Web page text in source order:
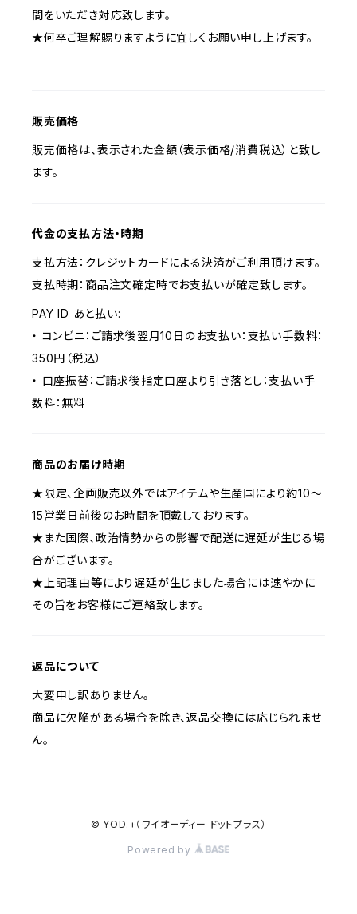
間をいただき対応致します。
★何卒ご理解賜りますように宜しくお願い申し上げます。
販売価格
販売価格は、表示された金額（表示価格/消費税込）と致し
ます。
代金の支払方法・時期
支払方法：クレジットカードによる決済がご利用頂けます。
支払時期：商品注文確定時でお支払いが確定致します。
PAY ID あと払い:
・ コンビニ：ご請求後翌月10日のお支払い：支払い手数料：
350円（税込）
・ 口座振替：ご請求後指定口座より引き落とし：支払い手
数料：無料
商品のお届け時期
★限定、企画販売以外ではアイテムや生産国により約10～
15営業日前後のお時間を頂戴しております。
★また国際、政治情勢からの影響で配送に遅延が生じる場
合がございます。
★上記理由等により遅延が生じました場合には速やかに
その旨をお客様にご連絡致します。
返品について
大変申し訳ありません。
商品に欠陥がある場合を除き、返品交換には応じられませ
ん。
© YOD.+（ワイオーディー ドットプラス）
Powered by